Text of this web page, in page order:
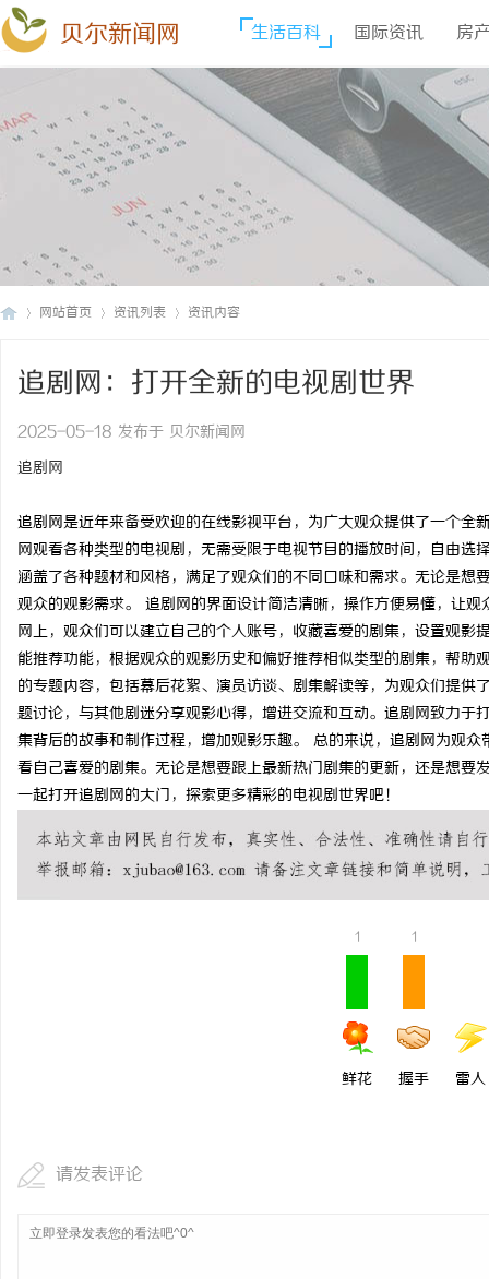
贝尔新闻网 生活百科 国际资讯 房
网站首页 资讯列表 资讯内容
追剧网：打开全新的电视剧世界
2025-05-18 发布于 贝尔新闻网
追剧网
追剧网是近年来备受欢迎的在线影视平台，为广大观众提供了一个
网观看各种类型的电视剧，无需受限于电视节目的播放时间，自由
涵盖了各种题材和风格，满足了观众们的不同口味和需求。无论是
观众的观影需求。 追剧网的界面设计简洁清晰，操作方便易懂，让
网上，观众们可以建立自己的个人账号，收藏喜爱的剧集，设置观
能推荐功能，根据观众的观影历史和偏好推荐相似类型的剧集，帮
的专题内容，包括幕后花絮、演员访谈、剧集解读等，为观众们提
题讨论，与其他剧迷分享观影心得，增进交流和互动。追剧网致力
集背后的故事和制作过程，增加观影乐趣。 总的来说，追剧网为观
看自己喜爱的剧集。无论是想要跟上最新热门剧集的更新，还是想
一起打开追剧网的大门，探索更多精彩的电视剧世界吧！
1
鲜花
1
握手 雷人
请发表评论
步履赴京华 逐光赴山海
学圆满收官